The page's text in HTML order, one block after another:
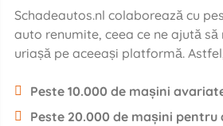
Schadeautos.nl colaborează cu
auto renumite, ceea ce ne ajută
uriașă pe aceeași platformă.
Peste 10.000 de mașini
Peste 20.000 de mașini pentru